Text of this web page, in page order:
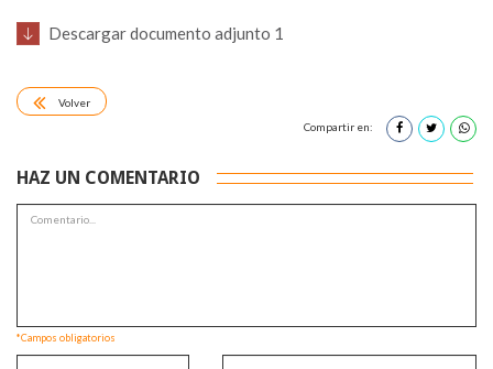
Descargar documento adjunto 1
Volver
Compartir en:
HAZ UN COMENTARIO
*Campos obligatorios